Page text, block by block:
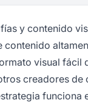
y contenido
visual fácil
creadores